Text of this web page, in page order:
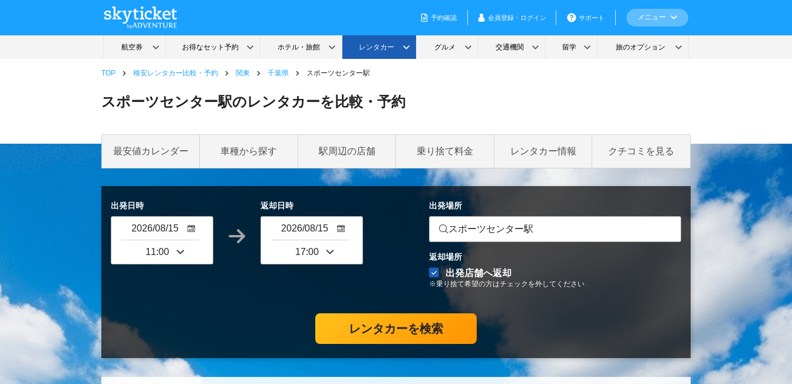
TOP 格安レンタカー比較・予約 関東 千葉県 スポーツセンター駅
スポーツセンター駅のレンタカーを比較・予約
最安値カレンダー 車種から探す 駅周辺の店舗 乗り捨て料金 レンタカー情報 クチコミを見る
出発日時 返却日時 出発場所
スポーツセンター駅
返却場所
出発店舗へ返却
※乗り捨て希望の方はチェックを外してください
レンタカーを検索